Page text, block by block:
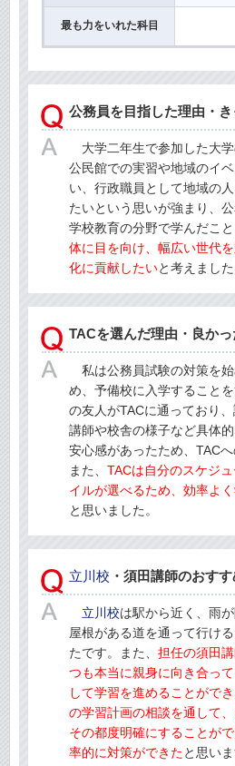
最も力をいれた科目
公務員を目指した理由・
大学二年生で参加した大
公民館での実習や地域のイ
い、行政職員として地域の
たいという思いが強まり、
学校教育の分野で学んだこと
体に目を向け、幅広い世代
化に貢献したいと考えました
TACを選んだ理由・良か
私は公務員試験の対策を
め、予備校に入学すること
の友人がTACに通っており、
講師や校舎の様子など具体
安心感があったため、TACへ
また、 TACは自分のスケジ
イルが選べるため、効率よ
と思いました。
立川校 ・須田講師のおす
立川校は駅から近く、雨
屋根がある道を通って行け
たです。また、 担任の須田
つも本当に親身に向き合っ
して学習を進めることができ
の学習計画の相談を通して
その都度明確にすることが
率的に対策ができたと思いま